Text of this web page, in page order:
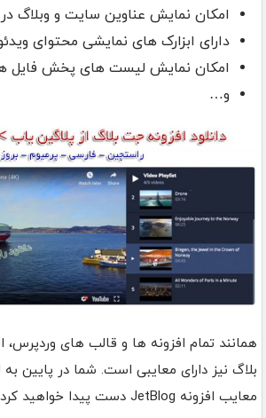
امکان نمایش عناوین سایت و وبلاگ
دارای ابزارک های نمایشی محتوای
امکان نمایش لیست های پخش فایل
و…
همانند تمام افزونه ها و قالب های وردپرس،
بلاگ نیز دارای معایبی است. شما در پایین
معایب افزونه JetBlog دست پیدا خواهید کرد: